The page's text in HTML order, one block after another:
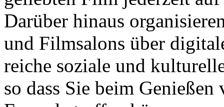
Darüber hinaus
und Filmsalons über
reiche soziale und
so dass Sie beim